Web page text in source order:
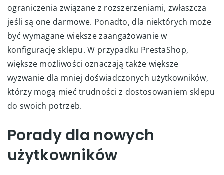
ograniczenia związane z rozszerzeniami, zwłaszcza
jeśli są one darmowe. Ponadto, dla niektórych może
być wymagane większe zaangażowanie w
konfigurację sklepu. W przypadku PrestaShop,
większe możliwości oznaczają także większe
wyzwanie dla mniej doświadczonych użytkowników,
którzy mogą mieć trudności z dostosowaniem sklepu
do swoich potrzeb.
Porady dla nowych
użytkowników